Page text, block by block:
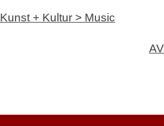
Kunst + Kultur > Music